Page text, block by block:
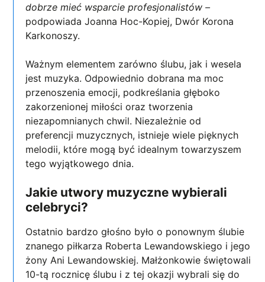
dobrze mieć wsparcie profesjonalistów –
podpowiada Joanna Hoc-Kopiej, Dwór Korona
Karkonoszy.
Ważnym elementem zarówno ślubu, jak i wesela
jest muzyka. Odpowiednio dobrana ma moc
przenoszenia emocji, podkreślania głęboko
zakorzenionej miłości oraz tworzenia
niezapomnianych chwil. Niezależnie od
preferencji muzycznych, istnieje wiele pięknych
melodii, które mogą być idealnym towarzyszem
tego wyjątkowego dnia.
Jakie utwory muzyczne wybierali
celebryci?
Ostatnio bardzo głośno było o ponownym ślubie
znanego piłkarza Roberta Lewandowskiego i jego
żony Ani Lewandowskiej. Małżonkowie świętowali
10-tą rocznicę ślubu i z tej okazji wybrali się do